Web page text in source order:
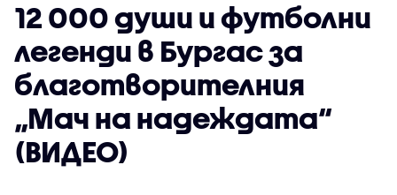
12 000 души и футболни
легенди в Бургас за
благотворителния
„Мач на надеждата“
(ВИДЕО)